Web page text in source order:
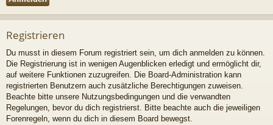
Registrieren
Du musst in diesem Forum registriert sein, um dich anmelden zu können.
Die Registrierung ist in wenigen Augenblicken erledigt und ermöglicht dir,
auf weitere Funktionen zuzugreifen. Die Board-Administration kann
registrierten Benutzern auch zusätzliche Berechtigungen zuweisen.
Beachte bitte unsere Nutzungsbedingungen und die verwandten
Regelungen, bevor du dich registrierst. Bitte beachte auch die jeweiligen
Forenregeln, wenn du dich in diesem Board bewegst.